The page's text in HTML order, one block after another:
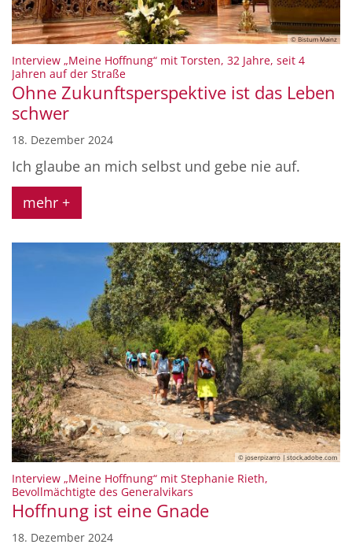
© Bistum Mainz
Interview „Meine Hoffnung“ mit Torsten, 32 Jahre, seit 4
Jahren auf der Straße:
Ohne Zukunftsperspektive ist das Leben
schwer
18. Dezember 2024
Ich glaube an mich selbst und gebe nie auf.
mehr +
© joserpizarro | stock.adobe.com
Interview „Meine Hoffnung“ mit Stephanie Rieth,
Bevollmächtigte des Generalvikars
Hoffnung ist eine Gnade
18. Dezember 2024